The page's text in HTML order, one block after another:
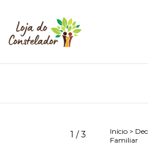
1 /3 Início >
Familiar